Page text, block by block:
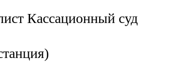
Кассационный суд